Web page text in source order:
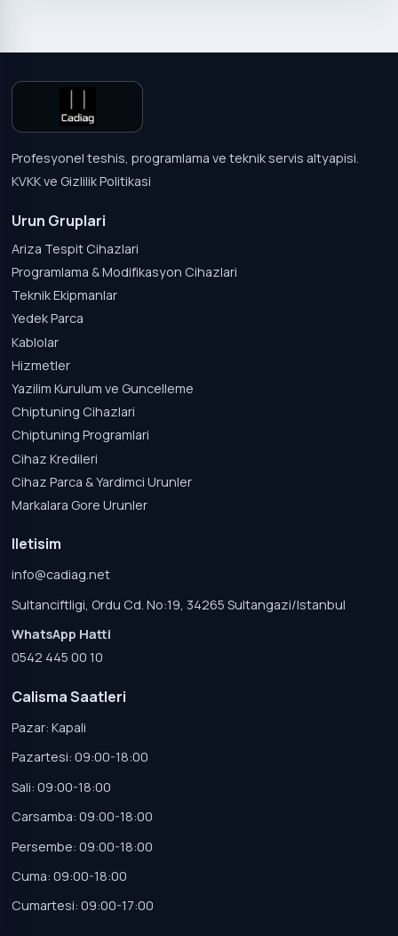
Profesyonel teshis, programlama ve teknik servis altyapisi.
KVKK ve Gizlilik Politikasi
Urun Gruplari
Ariza Tespit Cihazlari
Programlama & Modifikasyon Cihazlari
Teknik Ekipmanlar
Yedek Parca
Kablolar
Hizmetler
Yazilim Kurulum ve Guncelleme
Chiptuning Cihazlari
Chiptuning Programlari
Cihaz Kredileri
Cihaz Parca & Yardimci Urunler
Markalara Gore Urunler
Iletisim
info@cadiag.net
Sultanciftligi, Ordu Cd. No:19, 34265 Sultangazi/Istanbul
WhatsApp Hatti
0542 445 00 10
Calisma Saatleri
Pazar: Kapali
Pazartesi: 09:00-18:00
Sali: 09:00-18:00
Carsamba: 09:00-18:00
Persembe: 09:00-18:00
Cuma: 09:00-18:00
Cumartesi: 09:00-17:00